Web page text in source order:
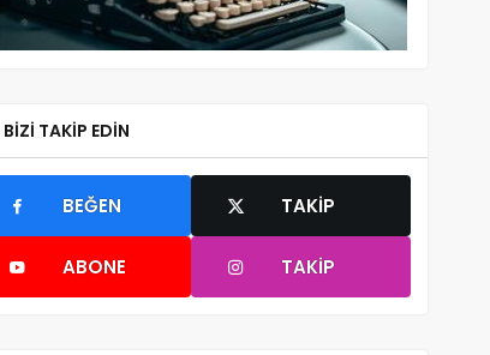
BIZI TAKIP EDIN
BEĞEN TAKIP
ABONE TAKIP